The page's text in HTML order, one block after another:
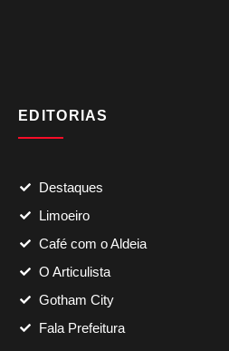
EDITORIAS
Destaques
Limoeiro
Café com o Aldeia
O Articulista
Gotham City
Fala Prefeitura